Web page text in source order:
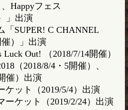
Happyフェス
」出演
「SUPER! C CHANNEL
催）」出演
Luck Out! （2018/7/14開催）
（2018/8/4・5開催）、
催）出演
ケット（2019/5/4）出演
ーケット（2019/2/24）出演